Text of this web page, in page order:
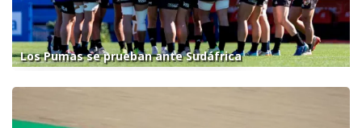
Los Pumas se prueban ante Sudáfrica